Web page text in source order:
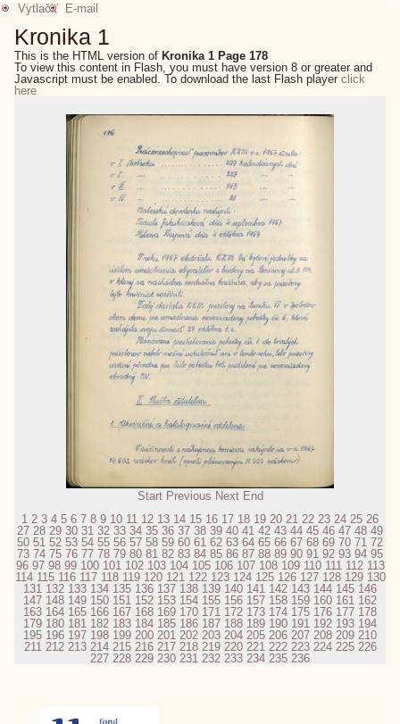
Vytlačiť
E-mail
Kronika 1
This is the HTML version of Kronika 1 Page 178
To view this content in Flash, you must have version 8 or greater and
Javascript must be enabled. To download the last Flash playerclick
here
Start Previous Next End
1 2 3 4 5 6 7 8 9 10 11 12 13 14 15 16 17 18 19 20 21 22 23 24 25 26
27 28 29 30 31 32 33 34 35 36 37 38 39 40 41 42 43 44 45 46 47 48 49
50 51 52 53 54 55 56 57 58 59 60 61 62 63 64 65 66 67 68 69 70 71 72
73 74 75 76 77 78 79 80 81 82 83 84 85 86 87 88 89 90 91 92 93 94 95
96 97 98 99 100 101 102 103 104 105 106 107 108 109 110 111 112 113
114 115 116 117 118 119 120 121 122 123 124 125 126 127 128 129 130
131 132 133 134 135 136 137 138 139 140 141 142 143 144 145 146
147 148 149 150 151 152 153 154 155 156 157 158 159 160 161 162
163 164 165 166 167 168 169 170 171 172 173 174 175 176 177 178
179 180 181 182 183 184 185 186 187 188 189 190 191 192 193 194
195 196 197 198 199 200 201 202 203 204 205 206 207 208 209 210
211 212 213 214 215 216 217 218 219 220 221 222 223 224 225 226
227 228 229 230 231 232 233 234 235 236